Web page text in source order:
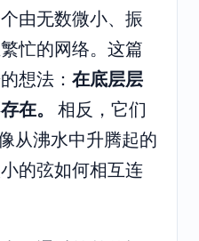
由无数微小、振
忙的网络。这篇
想法： 在底层层
在。
相反，它们
从沸水中升腾起的
的弦如何相互连